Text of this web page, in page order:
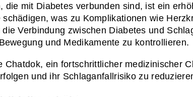
die mit Diabetes verbunden sind, ist ein
was zu Komplikationen wie
Verbindung zwischen Diabetes und
und Medikamente zu kontrollieren.
Chatdok, ein fortschrittlicher medizinischer
und ihr Schlaganfallrisiko zu